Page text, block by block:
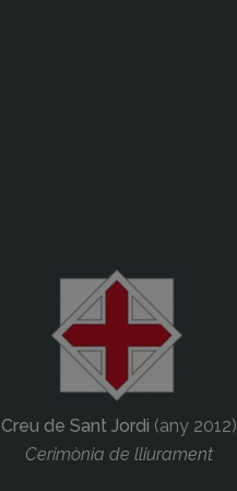
Creu de Sant Jordi (any 2012)
Cerimònia de lliurament